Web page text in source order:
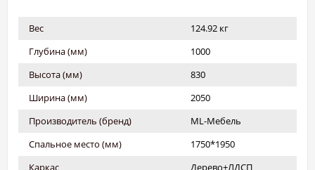
Вес
124.92 кг
Глубина (мм)
1000
Высота (мм)
830
Ширина (мм)
2050
Производитель (бренд)
ML-Мебель
Спальное место (мм)
1750*1950
Каркас
Дерево+ЛДСП